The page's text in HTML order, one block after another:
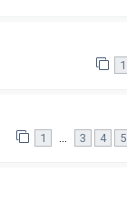
1
1 … 3 4 5